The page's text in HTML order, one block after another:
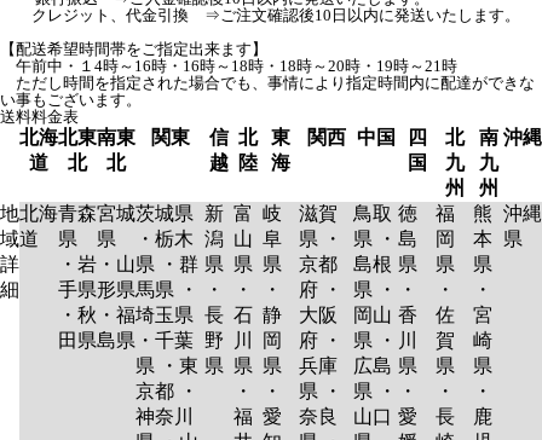
クレジット、代金引換 ⇒ご注文確認後10日以内に発送いたします。
【配送希望時間帯をご指定出来ます】
午前中・１4時～16時・16時～18時・18時～20時・19時～21時
ただし時間を指定された場合でも、事情により指定時間内に配達ができな
い事もございます。
送料料金表
北海
道
北東
北
南東
北
関東
信
越
北
陸
東
海
関西 中国
四
国
北
九
州
南
九
州
沖縄
地
域
詳
細
北海
道
青森
県
・岩
手県
・秋
田県
宮城
県
・山
形県
・福
島県
茨城県
・栃木
県 ・群
馬県 ・
埼玉県
・千葉
県 ・東
京都 ・
神奈川
新
潟
県
・
長
野
県
富
山
県
・
石
川
県
・
福
岐
阜
県
・
静
岡
県
・
愛
滋賀
県 ・
京都
府 ・
大阪
府 ・
兵庫
県 ・
奈良
鳥取
県 ・
島根
県 ・
岡山
県 ・
広島
県 ・
山口
徳
島
県
・
香
川
県
・
愛
福
岡
県
・
佐
賀
県
・
長
熊
本
県
・
宮
崎
県
・
鹿
沖縄
県